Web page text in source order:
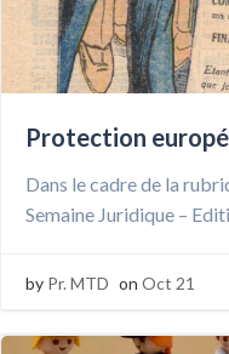
Protection
Dans le cadre de la
Semaine Juridique –
by Pr. MTD on Oct 21